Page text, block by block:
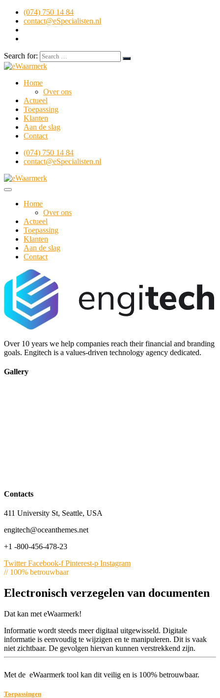
(074) 750 14 84
contact@eSpecialisten.nl
Search for:
Home
Over ons
Actueel
Toepassing
Klanten
Aan de slag
Contact
(074) 750 14 84
contact@eSpecialisten.nl
Home
Over ons
Actueel
Toepassing
Klanten
Aan de slag
Contact
Over 10 years we help companies reach their financial and branding
goals. Engitech is a values-driven technology agency dedicated.
Gallery
Contacts
411 University St, Seattle, USA
engitech@oceanthemes.net
+1 -800-456-478-23
Twitter Facebook-f Pinterest-p Instagram
// 100% betrouwbaar
Electronisch verzegelen van documenten
Dat kan met eWaarmerk!
Informatie wordt steeds meer digitaal uitgewisseld. Digitale
informatie is eenvoudig te wijzigen en te manipuleren. Dit is vaak
niet zichtbaar. De gevolgen hiervan kunnen verstrekkend zijn.
Met de eWaarmerk tool kan dit veilig en is 100% betrouwbaar.
Toepassingen